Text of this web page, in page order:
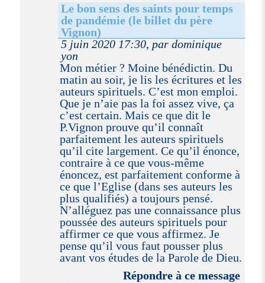
Le bon sens des saints pour temps
de pandémie (le billet du père
Vignon)
5 juin 2020 17:30, par dominique
yon
Mon métier ? Moine bénédictin. Du
matin au soir, je lis les écritures et les
auteurs spirituels. C’est mon emploi.
Que je n’aie pas la foi assez vive, ça
c’est certain. Mais ce que dit le
P.Vignon prouve qu’il connaît
parfaitement les auteurs spirituels
qu’il cite largement. Ce qu’il énonce,
contraire à ce que vous-même
énoncez, est parfaitement conforme à
ce que l’Eglise (dans ses auteurs les
plus qualifiés) a toujours pensé.
N’alléguez pas une connaissance plus
poussée des auteurs spirituels pour
affirmer ce que vous affirmez. Je
pense qu’il vous faut pousser plus
avant vos études de la Parole de Dieu.
Répondre à ce message